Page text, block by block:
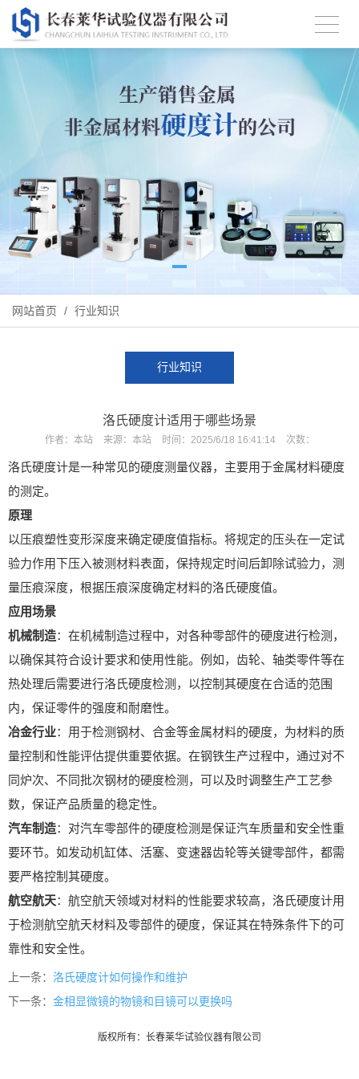
网站首页 / 行业知识
行业知识
洛氏硬度计适用于哪些场景
作者： 本站 来源： 本站 时间： 2025/6/18 16:41:14 次数：
洛氏硬度计是一种常见的硬度测量仪器，主要用于金属材料硬度
的测定。
原理
以压痕塑性变形深度来确定硬度值指标。将规定的压头在一定试
验力作用下压入被测材料表面，保持规定时间后卸除试验力，测
量压痕深度，根据压痕深度确定材料的洛氏硬度值。
应用场景
机械制造：在机械制造过程中，对各种零部件的硬度进行检测，
以确保其符合设计要求和使用性能。例如，齿轮、轴类零件等在
热处理后需要进行洛氏硬度检测，以控制其硬度在合适的范围
内，保证零件的强度和耐磨性。
冶金行业：用于检测钢材、合金等金属材料的硬度，为材料的质
量控制和性能评估提供重要依据。在钢铁生产过程中，通过对不
同炉次、不同批次钢材的硬度检测，可以及时调整生产工艺参
数，保证产品质量的稳定性。
汽车制造：对汽车零部件的硬度检测是保证汽车质量和安全性重
要环节。如发动机缸体、活塞、变速器齿轮等关键零部件，都需
要严格控制其硬度。
航空航天：航空航天领域对材料的性能要求较高，洛氏硬度计用
于检测航空航天材料及零部件的硬度，保证其在特殊条件下的可
靠性和安全性。
上一条： 洛氏硬度计如何操作和维护
下一条： 金相显微镜的物镜和目镜可以更换吗
版权所有：长春莱华试验仪器有限公司